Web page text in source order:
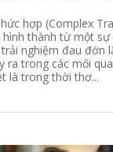
hợp (Complex
hình thành từ một sự
nghiệm đau đớn
ra trong các mối
là trong thời thơ...